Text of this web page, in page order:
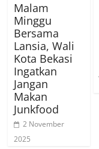
Malam
Minggu
Bersama
Lansia, Wali
Kota Bekasi
Ingatkan
Jangan
Makan
Junkfood
2 November
2025